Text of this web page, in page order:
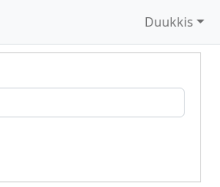
Duukkis